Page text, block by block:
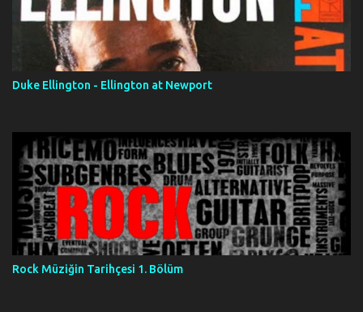
Duke Ellington - Ellington at Newport
Rock Müziğin Tarihçesi 1. Bölüm